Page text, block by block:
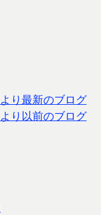
より最新のブログ
より以前のブログ